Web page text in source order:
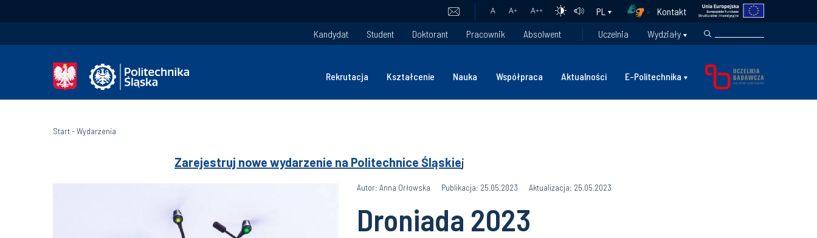
A A+ A++ PL
Kontakt
Kandydat
Student Doktorant Pracownik Absolwent Uczelnia Wydziały
Rekrutacja Kształcenie Nauka Współpraca Aktualności E-Politechnika
Start-Wydarzenia
Zarejestruj nowe wydarzenie na Politechnice Śląskiej
Autor: Anna Orłowska Publikacja: 25.05.2023 Aktualizacja: 25.05.2023
Droniada 2023